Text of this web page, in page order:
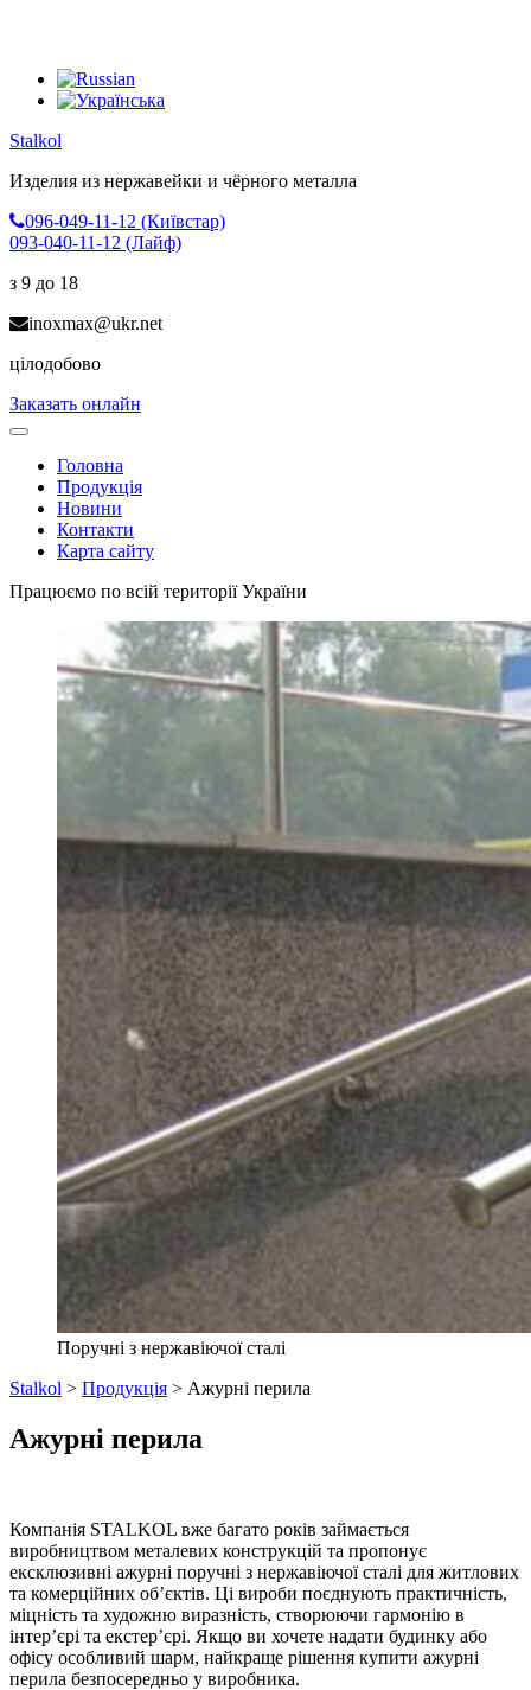
Stalkol
Изделия из нержавейки и чёрного металла
096-049-11-12 (Київстар)
093-040-11-12 (Лайф)
з 9 до 18
inoxmax@ukr.net
цілодобово
Заказать онлайн
Toggle
navigationГоловна
Продукція
Новини
Контакти
Карта сайту
Працюємо по всій території України
Поручні з нержавіючої сталі
Stalkol > Продукція > Ажурні перила
Ажурні перила
Компанія STALKOL вже багато років займається
виробництвом металевих конструкцій та пропонує
ексклюзивні ажурні поручні з нержавіючої сталі для житлових
та комерційних об’єктів. Ці вироби поєднують практичність,
міцність та художню виразність, створюючи гармонію в
інтер’єрі та екстер’єрі. Якщо ви хочете надати будинку або
офісу особливий шарм, найкраще рішення купити ажурні
перила безпосередньо у виробника.